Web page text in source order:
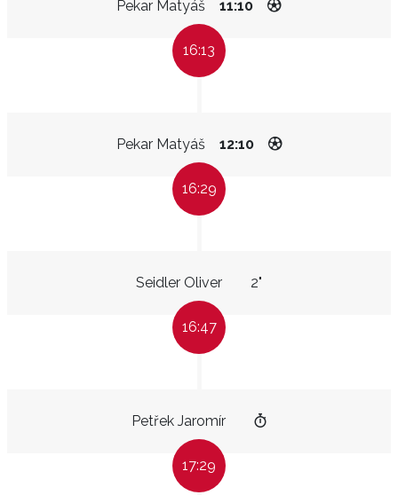
Pekar Matyáš 11:10
16:13
Pekar Matyáš 12:10
16:29
Seidler Oliver 2"
16:47
Petřek Jaromír
17:29